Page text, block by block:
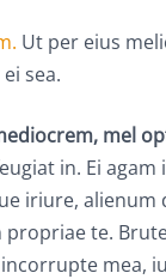
Ut per eius
sea.
mel
in. Ei
iriure,
te.